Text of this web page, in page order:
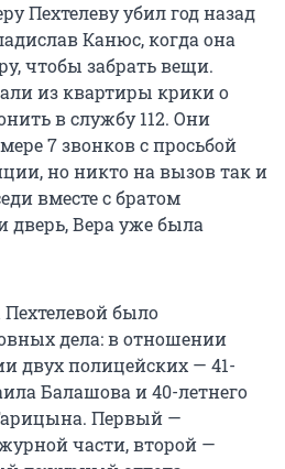
Пехтелеву убил год назад
Канюс, когда она
чтобы забрать вещи.
из квартиры крики о
в службу 112. Они
7 звонков с просьбой
но никто на вызов так и
вместе с братом
дверь, Вера уже была
было
дела: в отношении
двух полицейских — 41-
Балашова и 40-летнего
Первый —
части, второй —